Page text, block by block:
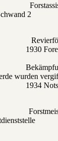
2
–
aus
wurden